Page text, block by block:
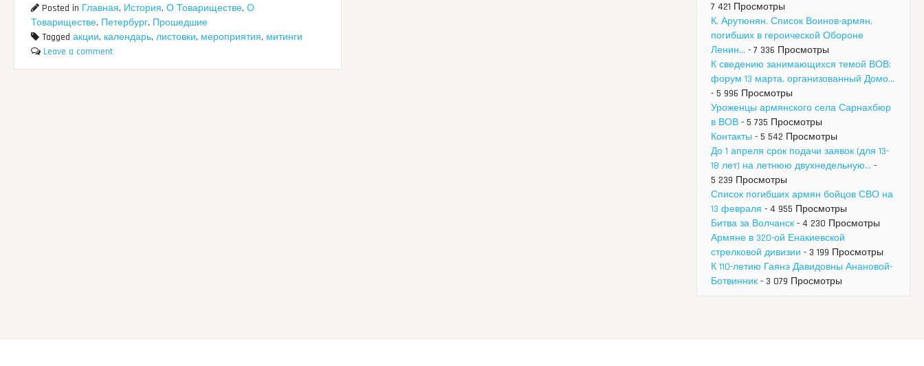
Posted in Главная, История, О Товариществе, О
Товариществе, Петербург, Прошедшие
Tagged акции, календарь, листовки, мероприятия, митинги
Leave a comment
7 421 Просмотры
К. Арутюнян. Список Воинов-армян,
погибших в героической Обороне
Ленин... - 7 336 Просмотры
К сведению занимающихся темой ВОВ:
форум 13 марта, организованный Домо...
- 5 996 Просмотры
Уроженцы армянского села Сарнахбюр
в ВОВ - 5 735 Просмотры
Контакты - 5 542 Просмотры
До 1 апреля срок подачи заявок (для 13-
18 лет) на летнюю двухнедельную... -
5 239 Просмотры
Список погибших армян бойцов СВО на
13 февраля - 4 955 Просмотры
Битва за Волчанск - 4 230 Просмотры
Армяне в 320-ой Енакиевской
стрелковой дивизии - 3 199 Просмотры
К 110-летию Гаянэ Давидовны Анановой-
Ботвинник - 3 079 Просмотры